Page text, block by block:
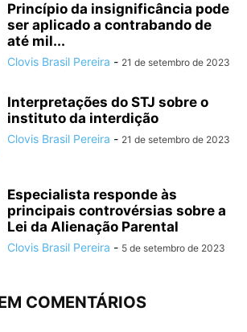
Princípio da insignificância pode
ser aplicado a contrabando de
até mil...
Clovis Brasil Pereira - 21 de setembro de 2023
Interpretações do STJ sobre o
instituto da interdição
Clovis Brasil Pereira - 21 de setembro de 2023
Especialista responde às
principais controvérsias sobre a
Lei da Alienação Parental
Clovis Brasil Pereira - 5 de setembro de 2023
COMENTÁRIOS